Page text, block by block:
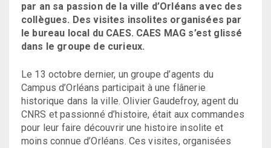
par an sa passion de la ville d’Orléans avec des
collègues. Des visites insolites organisées par
le bureau local du CAES. CAES MAG s’est glissé
dans le groupe de curieux.
Le 13 octobre dernier, un groupe d’agents du
Campus d’Orléans participait à une flânerie
historique dans la ville. Olivier Gaudefroy, agent du
CNRS et passionné d’histoire, était aux commandes
pour leur faire découvrir une histoire insolite et
moins connue d’Orléans. Ces visites, organisées